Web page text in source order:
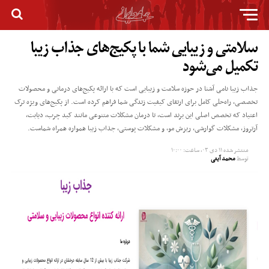
سلامتی و زیبایی شما با پکیج‌های جذاب زیبا
تکمیل می‌شود
جذاب زیبا نامی آشنا در حوزه سلامت و زیبایی است که با ارائه پکیج‌های درمانی و محصولات
تخصصی، راه‌حلی کامل برای ارتقای کیفیت زندگی شما فراهم کرده است. از پکیج‌های ویژه ترک
اعتیاد که تخصص اصلی این برند است، تا درمان مشکلات متنوعی مانند کبد چرب، دیابت،
آرتروز، مشکلات گوارشی، ریزش مو، و مشکلات پوستی، جذاب زیبا همواره همراه شماست.
منتشر شده۱۱ دی ۰۳, ساعت: ۱۰:۰۰
توسطمحمد آیتی